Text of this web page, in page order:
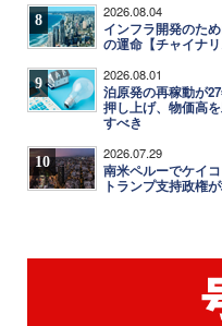
8 2026.08.04
インフラ開発のた
の運命【チャイナリ
9 2026.08.01
泊原発の再稼動が
押し上げ、物価高
すべき
10 2026.07.29
南米ペルーでケイ
トランプ支持政権